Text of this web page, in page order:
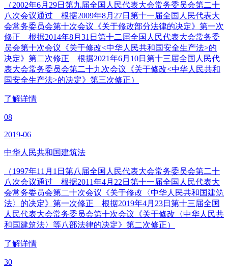
（2002年6月29日第九届全国人民代表大会常务委员会第二十
八次会议通过 根据2009年8月27日第十一届全国人民代表大
会常务委员会第十次会议《关于修改部分法律的决定》第一次
修正 根据2014年8月31日第十二届全国人民代表大会常务委
员会第十次会议《关于修改<中华人民共和国安全生产法>的
决定》第二次修正 根据2021年6月10日第十三届全国人民代
表大会常务委员会第二十九次会议《关于修改<中华人民共和
国安全生产法>的决定》第三次修正）
了解详情
08
2019-06
中华人民共和国建筑法
（1997年11月1日第八届全国人民代表大会常务委员会第二十
八次会议通过 根据2011年4月22日第十一届全国人民代表大
会常务委员会第二十次会议《关于修改〈中华人民共和国建筑
法〉的决定》第一次修正 根据2019年4月23日第十三届全国
人民代表大会常务委员会第十次会议《关于修改〈中华人民共
和国建筑法〉等八部法律的决定》第二次修正）
了解详情
30